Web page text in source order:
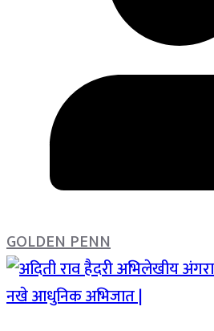
GOLDEN PENN